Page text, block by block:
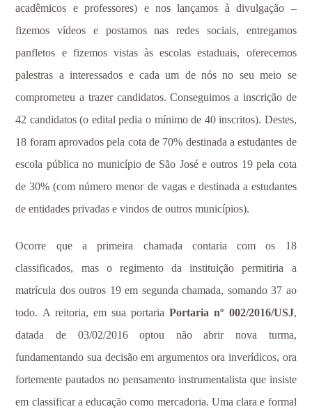
acadêmicos e professores) e nos lançamos à divulgação –
fizemos vídeos e postamos nas redes sociais, entregamos
panfletos e fizemos vistas às escolas estaduais, oferecemos
palestras a interessados e cada um de nós no seu meio se
comprometeu a trazer candidatos. Conseguimos a inscrição de
42 candidatos (o edital pedia o mínimo de 40 inscritos). Destes,
18 foram aprovados pela cota de 70% destinada a estudantes de
escola pública no município de São José e outros 19 pela cota
de 30% (com número menor de vagas e destinada a estudantes
de entidades privadas e vindos de outros municípios).
Ocorre que a primeira chamada contaria com os 18
classificados, mas o regimento da instituição permitiria a
matrícula dos outros 19 em segunda chamada, somando 37 ao
todo. A reitoria, em sua portariaPortaria nº 002/2016/USJ,
datada de 03/02/2016 optou não abrir nova turma,
fundamentando sua decisão em argumentos ora inverídicos, ora
fortemente pautados no pensamento instrumentalista que insiste
em classificar a educação como mercadoria. Uma clara e formal